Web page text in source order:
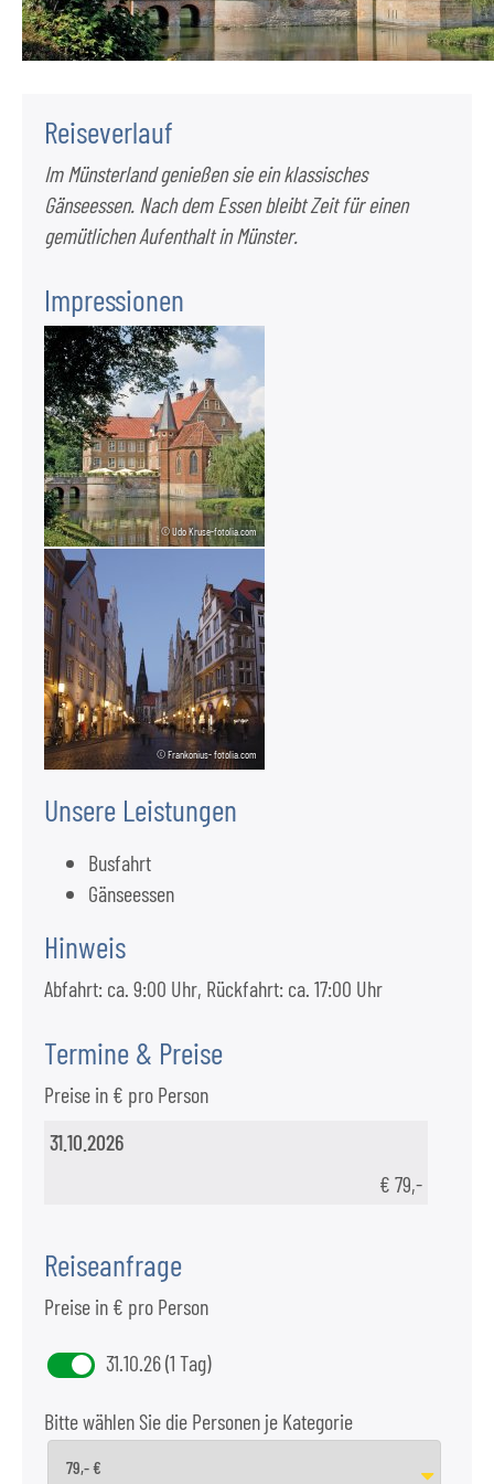
Reiseverlauf
Im Münsterland genießen sie ein klassisches
Gänseessen. Nach dem Essen bleibt Zeit für einen
gemütlichen Aufenthalt in Münster.
Impressionen
© Udo Kruse-fotolia.com
© Frankonius- fotolia.com
Unsere Leistungen
Busfahrt
Gänseessen
Hinweis
Abfahrt: ca. 9:00 Uhr, Rückfahrt: ca. 17:00 Uhr
Termine & Preise
Preise in € pro Person
31.10.2026
€ 79,-
Reiseanfrage
Preise in € pro Person
31.10.26 (1 Tag)
Bitte wählen Sie die Personen je Kategorie
79,- €